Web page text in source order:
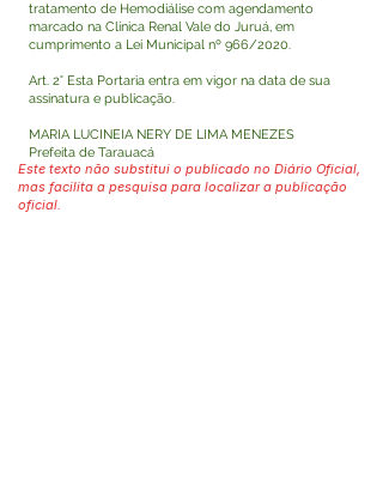
tratamento de Hemodiálise com agendamento
marcado na Clínica Renal Vale do Juruá, em
cumprimento a Lei Municipal nº 966/2020.
Art. 2° Esta Portaria entra em vigor na data de sua
assinatura e publicação.
MARIA LUCINEIA NERY DE LIMA MENEZES
Prefeita de Tarauacá
Este texto não substitui o publicado no Diário Oficial,
mas facilita a pesquisa para localizar a publicação
oficial.